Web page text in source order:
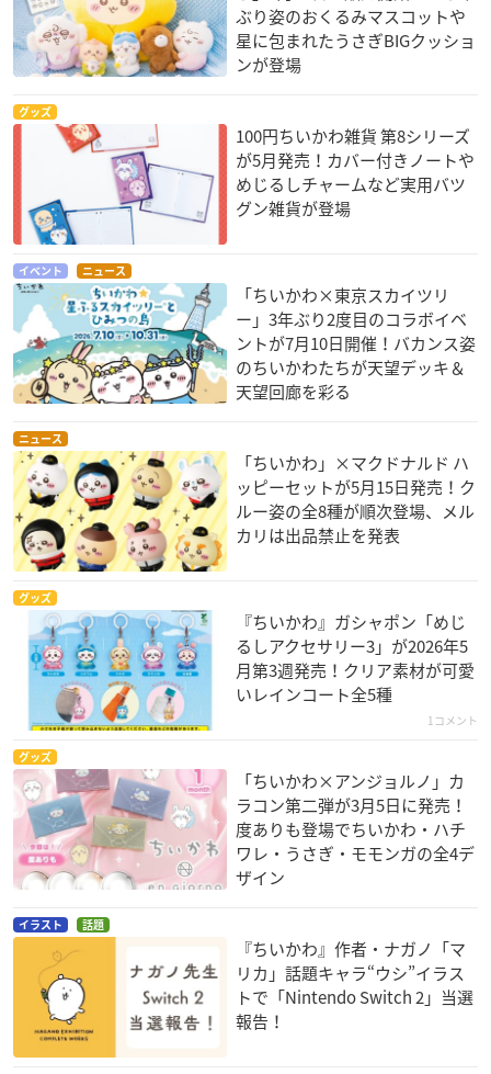
ぶり姿のおくるみマスコットや
星に包まれたうさぎBIGクッショ
ンが登場
グッズ
100円ちいかわ雑貨 第8シリーズ
が5月発売！カバー付きノートや
めじるしチャームなど実用バツ
グン雑貨が登場
イベント ニュース
「ちいかわ×東京スカイツリ
ー」3年ぶり2度目のコラボイベ
ントが7月10日開催！バカンス姿
のちいかわたちが天望デッキ＆
天望回廊を彩る
ニュース
「ちいかわ」×マクドナルド ハ
ッピーセットが5月15日発売！ク
ルー姿の全8種が順次登場、メル
カリは出品禁止を発表
グッズ
『ちいかわ』ガシャポン「めじ
るしアクセサリー3」が2026年5
月第3週発売！クリア素材が可愛
いレインコート全5種
1コメント
グッズ
「ちいかわ×アンジョルノ」カ
ラコン第二弾が3月5日に発売！
度ありも登場でちいかわ・ハチ
ワレ・うさぎ・モモンガの全4デ
ザイン
イラスト 話題
『ちいかわ』作者・ナガノ「マ
リカ」話題キャラ“ウシ”イラス
トで「Nintendo Switch 2」当選
報告！